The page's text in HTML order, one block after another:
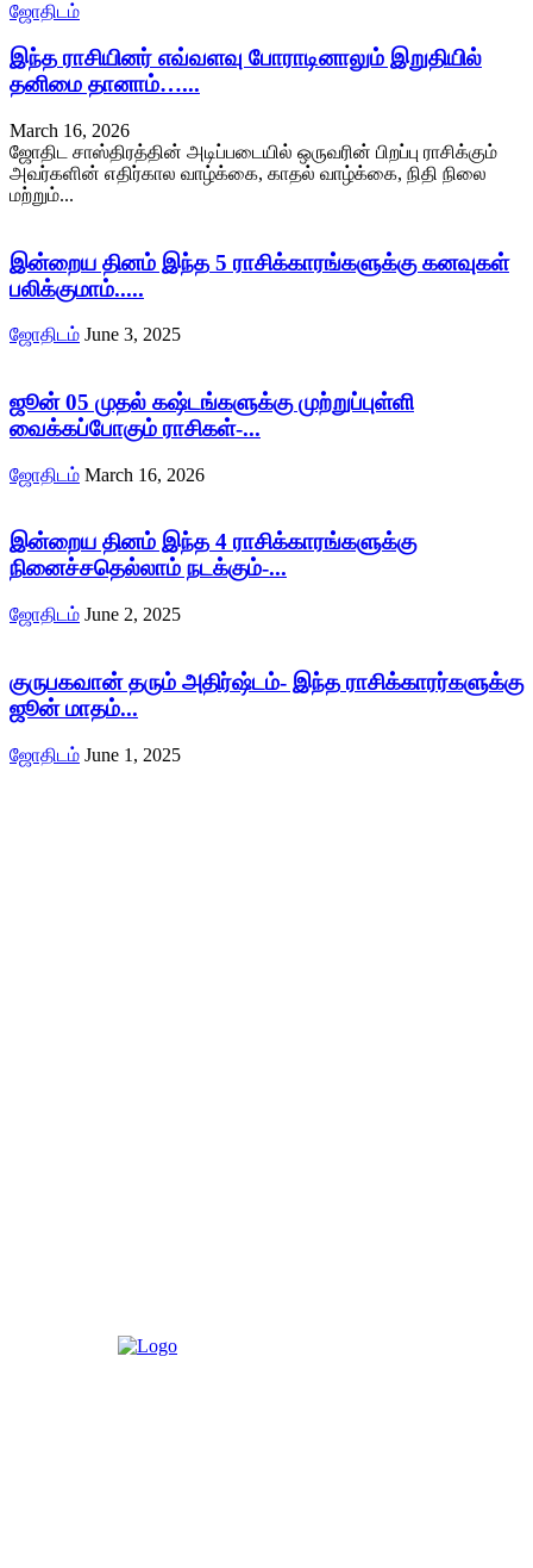
ஜோதிடம்
இந்த ராசியினர் எவ்வளவு போராடினாலும் இறுதியில்
தனிமை தானாம்…...
March 16, 2026
ஜோதிட சாஸ்திரத்தின் அடிப்படையில் ஒருவரின் பிறப்பு ராசிக்கும்
அவர்களின் எதிர்கால வாழ்க்கை, காதல் வாழ்க்கை, நிதி நிலை
மற்றும்...
இன்றைய தினம் இந்த 5 ராசிக்காரங்களுக்கு கனவுகள்
பலிக்குமாம்.....
ஜோதிடம் June 3, 2025
ஜூன் 05 முதல் கஷ்டங்களுக்கு முற்றுப்புள்ளி
வைக்கப்போகும் ராசிகள்-...
ஜோதிடம் March 16, 2026
இன்றைய தினம் இந்த 4 ராசிக்காரங்களுக்கு
நினைச்சதெல்லாம் நடக்கும்-...
ஜோதிடம் June 2, 2025
குருபகவான் தரும் அதிர்ஷ்டம்- இந்த ராசிக்காரர்களுக்கு
ஜூன் மாதம்...
ஜோதிடம் June 1, 2025